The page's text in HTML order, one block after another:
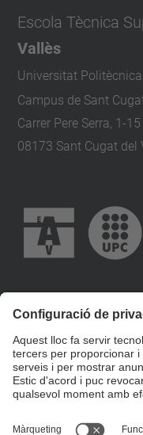
Escola Tècnica
Vallès
Universitat
Campus de Sant
Carrer Pere Serra, 1-15
08173 Sant Cugat del
etsav@upc.edu
contacte
on som
segueix-nos